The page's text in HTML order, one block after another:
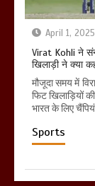
April 1, 2025
Virat Kohli ने
खिलाड़ी ने क्या
मौजूदा समय में
फिट खिलाड़ियों
भारत के लिए
Sports